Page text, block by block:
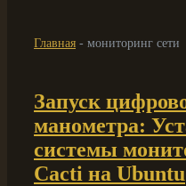
Главная - мониторинг сети
Запуск
манометра:
системы
Cacti на Ubuntu